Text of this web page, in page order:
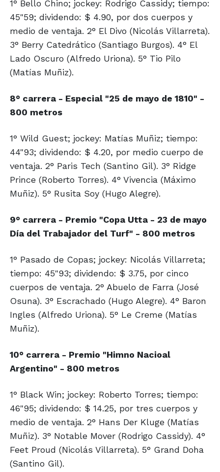
1° Bello Chino; jockey: Rodrigo Cassidy; tiempo:
45"59; dividendo: $ 4.90, por dos cuerpos y
medio de ventaja. 2° El Divo (Nicolás Villarreta).
3° Berry Catedrático (Santiago Burgos). 4° El
Lado Oscuro (Alfredo Uriona). 5° Tio Pilo
(Matías Muñiz).
8° carrera - Especial "25 de mayo de 1810" -
800 metros
1° Wild Guest; jockey: Matías Muñiz; tiempo:
44"93; dividendo: $ 4.20, por medio cuerpo de
ventaja. 2° Paris Tech (Santino Gil). 3° Ridge
Prince (Roberto Torres). 4° Vivencia (Máximo
Muñiz). 5° Rusita Soy (Hugo Alegre).
9° carrera - Premio "Copa Utta - 23 de mayo
Día del Trabajador del Turf" - 800 metros
1° Pasado de Copas; jockey: Nicolás Villarreta;
tiempo: 45"93; dividendo: $ 3.75, por cinco
cuerpos de ventaja. 2° Abuelo de Farra (José
Osuna). 3° Escrachado (Hugo Alegre). 4° Baron
Ingles (Alfredo Uriona). 5° Le Creme (Matías
Muñiz).
10° carrera - Premio "Himno Nacioal
Argentino" - 800 metros
1° Black Win; jockey: Roberto Torres; tiempo:
46"95; dividendo: $ 14.25, por tres cuerpos y
medio de ventaja. 2° Hans Der Kluge (Matías
Muñiz). 3° Notable Mover (Rodrigo Cassidy). 4°
Feet Proud (Nicolás Villarreta). 5° Grand Doha
(Santino Gil).